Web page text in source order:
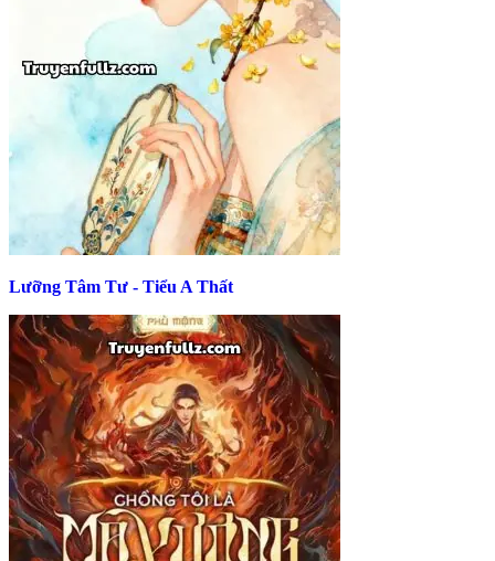
Lưỡng Tâm Tư - Tiểu A Thất